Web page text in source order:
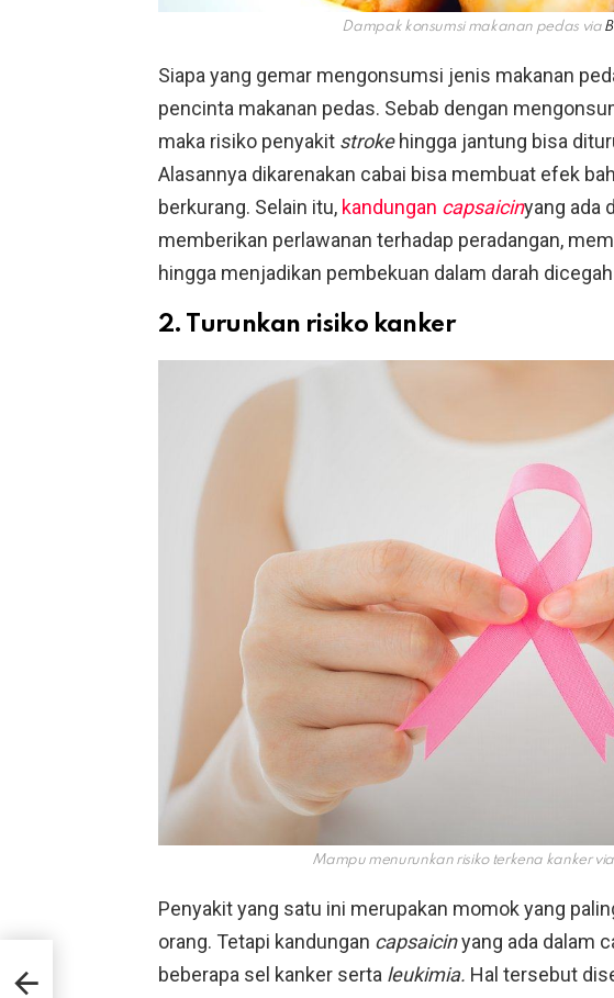
Dampak konsumsi makanan pedas via
Siapa yang gemar mengonsumsi jenis makanan
pencinta makanan pedas. Sebab dengan
maka risiko penyakit stroke hingga jantung bisa
Alasannya dikarenakan cabai bisa membuat efek
berkurang. Selain itu, kandungan capsaicinyang ada
memberikan perlawanan terhadap peradangan,
hingga menjadikan pembekuan dalam darah
2. Turunkan risiko kanker
Mampu menurunkan risiko terkena kanker via
Penyakit yang satu ini merupakan momok yang
orang. Tetapi kandungan capsaicinyang ada dalam
beberapa sel kanker serta leukimia. Hal tersebut